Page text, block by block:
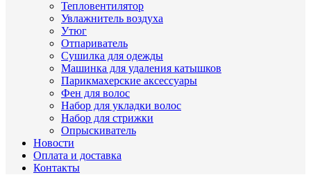
Тепловентилятор
Увлажнитель воздуха
Утюг
Отпариватель
Сушилка для одежды
Машинка для удаления катышков
Парикмахерские аксессуары
Фен для волос
Набор для укладки волос
Набор для стрижки
Опрыскиватель
Новости
Оплата и доставка
Контакты